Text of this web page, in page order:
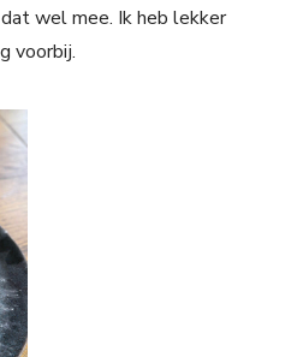
wel mee. Ik heb lekker
voorbij.